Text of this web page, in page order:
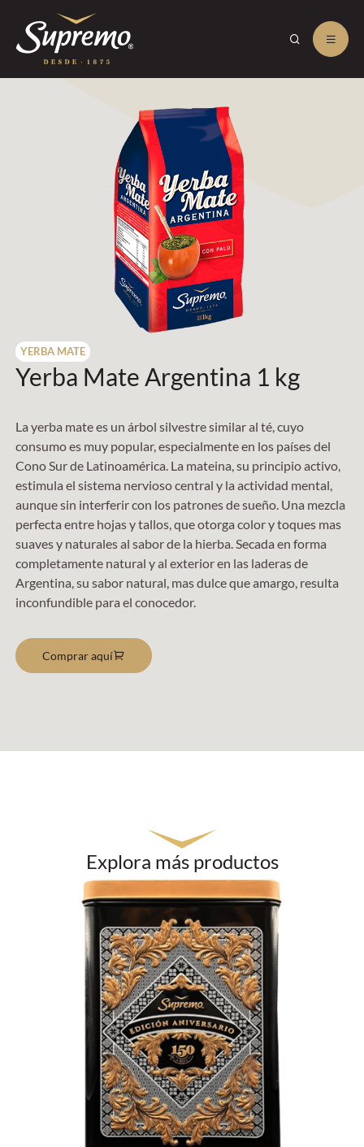
YERBA MATE
Yerba Mate Argentina 1 kg
La yerba mate es un árbol silvestre similar al té, cuyo
consumo es muy popular, especialmente en los países del
Cono Sur de Latinoamérica. La mateina, su principio activo,
estimula el sistema nervioso central y la actividad mental,
aunque sin interferir con los patrones de sueño. Una mezcla
perfecta entre hojas y tallos, que otorga color y toques mas
suaves y naturales al sabor de la hierba. Secada en forma
completamente natural y al exterior en las laderas de
Argentina, su sabor natural, mas dulce que amargo, resulta
inconfundible para el conocedor.
Comprar aquí
Explora más productos